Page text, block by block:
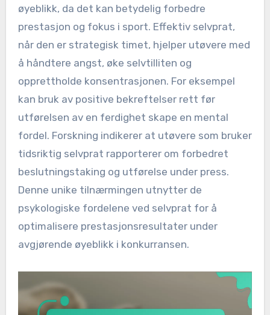
øyeblikk, da det kan betydelig forbedre
prestasjon og fokus i sport. Effektiv selvprat,
når den er strategisk timet, hjelper utøvere med
å håndtere angst, øke selvtilliten og
opprettholde konsentrasjonen. For eksempel
kan bruk av positive bekreftelser rett før
utførelsen av en ferdighet skape en mental
fordel. Forskning indikerer at utøvere som bruker
tidsriktig selvprat rapporterer om forbedret
beslutningstaking og utførelse under press.
Denne unike tilnærmingen utnytter de
psykologiske fordelene ved selvprat for å
optimalisere prestasjonsresultater under
avgjørende øyeblikk i konkurransen.